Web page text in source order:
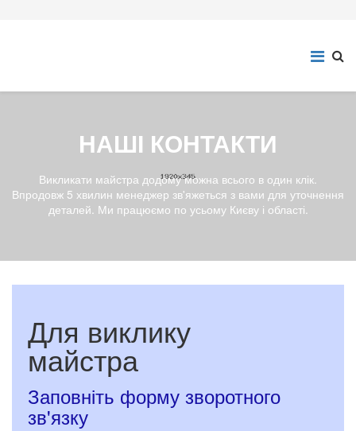
НАШІ КОНТАКТИ
Викликати майстра додому можна всього в один клік.
Впродовж 5 хвилин менеджер зв'яжеться з вами для уточнення
деталей. Ми працюємо по усьому Києву і області.
Для виклику
майстра
Заповніть форму зворотного
зв'язку